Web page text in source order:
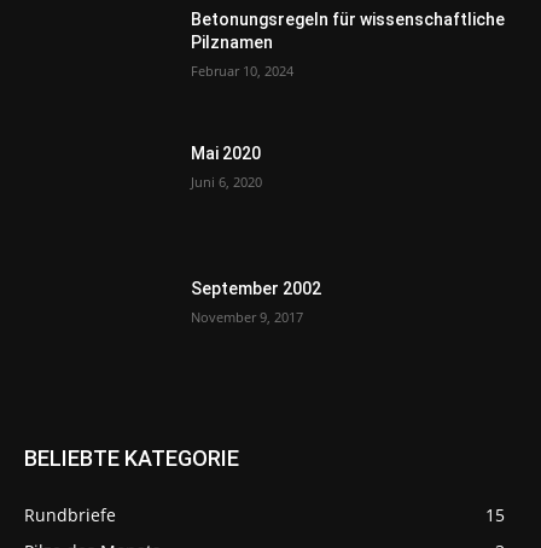
Betonungsregeln für wissenschaftliche
Pilznamen
Februar 10, 2024
Mai 2020
Juni 6, 2020
September 2002
November 9, 2017
BELIEBTE KATEGORIE
Rundbriefe
15